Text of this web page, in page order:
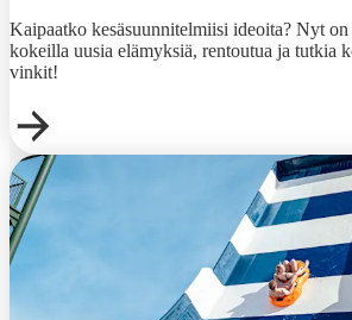
Kaipaatko kesäsuunnitelmiisi ideoita? Nyt
kokeilla uusia elämyksiä, rentoutua ja tutkia
vinkit!